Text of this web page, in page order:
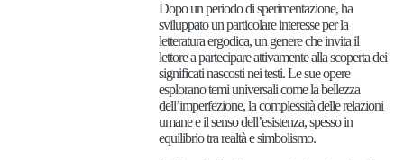
Dopo un periodo di sperimentazione, ha
sviluppato un particolare interesse per la
letteratura ergodica, un genere che invita il
lettore a partecipare attivamente alla scoperta dei
significati nascosti nei testi. Le sue opere
esplorano temi universali come la bellezza
dell’imperfezione, la complessità delle relazioni
umane e il senso dell’esistenza, spesso in
equilibrio tra realtà e simbolismo.